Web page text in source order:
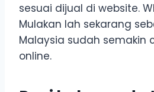
sesuai dijual di website.
Mulakan lah sekarang
Malaysia sudah semakin
online.